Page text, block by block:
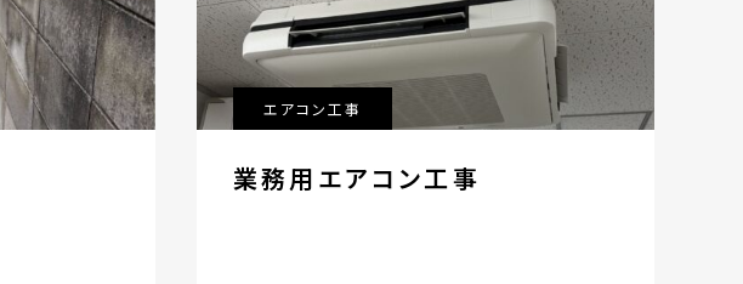
エアコン工事
業務用エアコン工事